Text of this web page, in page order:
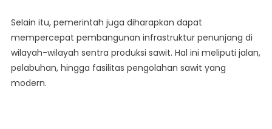
Selain itu, pemerintah juga diharapkan dapat
mempercepat pembangunan infrastruktur penunjang di
wilayah-wilayah sentra produksi sawit. Hal ini meliputi jalan,
pelabuhan, hingga fasilitas pengolahan sawit yang
modern.